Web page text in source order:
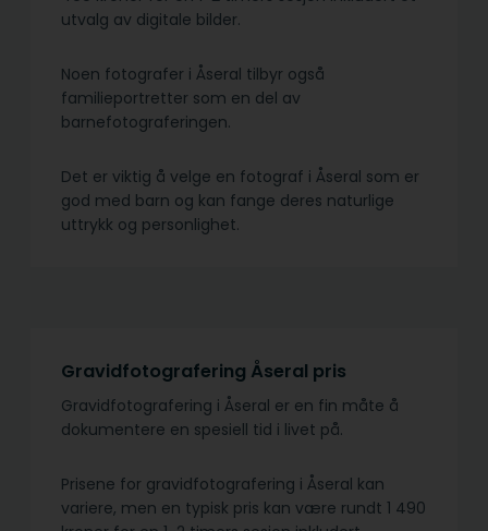
utvalg av digitale bilder.
Noen fotografer i Åseral tilbyr også
familieportretter som en del av
barnefotograferingen.
Det er viktig å velge en fotograf i Åseral som er
god med barn og kan fange deres naturlige
uttrykk og personlighet.
Gravidfotografering Åseral pris
Gravidfotografering i Åseral er en fin måte å
dokumentere en spesiell tid i livet på.
Prisene for gravidfotografering i Åseral kan
variere, men en typisk pris kan være rundt 1 490